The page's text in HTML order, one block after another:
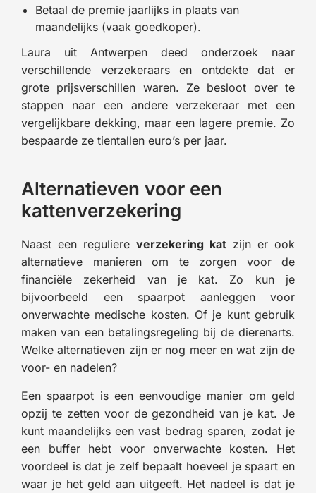
Betaal de premie jaarlijks in plaats van
maandelijks (vaak goedkoper).
Laura uit Antwerpen deed onderzoek naar
verschillende verzekeraars en ontdekte dat er
grote prijsverschillen waren. Ze besloot over te
stappen naar een andere verzekeraar met een
vergelijkbare dekking, maar een lagere premie. Zo
bespaarde ze tientallen euro’s per jaar.
Alternatieven voor een
kattenverzekering
Naast een reguliere verzekering kat zijn er ook
alternatieve manieren om te zorgen voor de
financiële zekerheid van je kat. Zo kun je
bijvoorbeeld een spaarpot aanleggen voor
onverwachte medische kosten. Of je kunt gebruik
maken van een betalingsregeling bij de dierenarts.
Welke alternatieven zijn er nog meer en wat zijn de
voor- en nadelen?
Een spaarpot is een eenvoudige manier om geld
opzij te zetten voor de gezondheid van je kat. Je
kunt maandelijks een vast bedrag sparen, zodat je
een buffer hebt voor onverwachte kosten. Het
voordeel is dat je zelf bepaalt hoeveel je spaart en
waar je het geld aan uitgeeft. Het nadeel is dat je